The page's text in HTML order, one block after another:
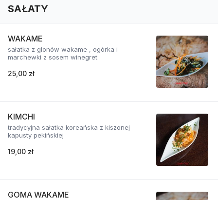
SAŁATY
WAKAME
sałatka z glonów wakame , ogórka i
marchewki z sosem winegret
25,00 zł
KIMCHI
tradycyjna sałatka koreańska z kiszonej
kapusty pekińskiej
19,00 zł
GOMA WAKAME